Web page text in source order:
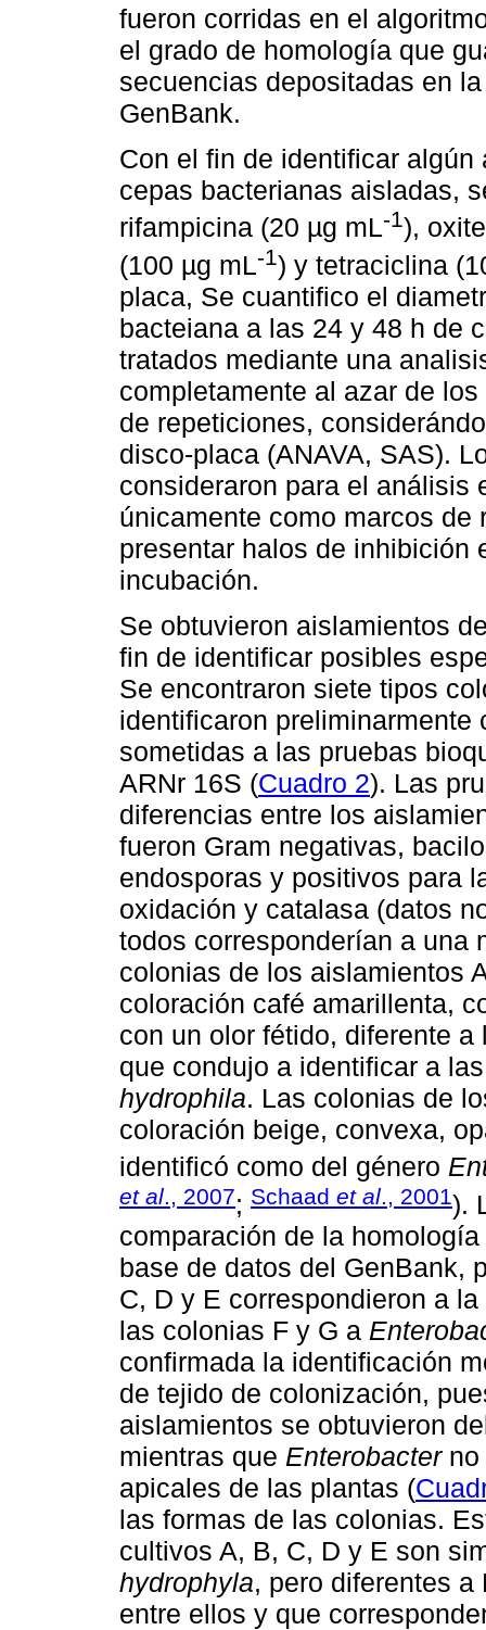
fueron corridas en el
el grado de homología que
secuencias depositadas en
GenBank.
Con el fin de identificar
cepas bacterianas aisladas,
rifampicina (20 µg mL-1),
(100 µg mL-1) y tetraciclina
placa, Se cuantifico el
bacteiana a las 24 y 48 h de
tratados mediante una
completamente al azar de
de repeticiones,
disco-placa (ANAVA, SAS).
consideraron para el análisis
únicamente como marcos
presentar halos de inhibición
incubación.
Se obtuvieron aislamientos
fin de identificar posibles
Se encontraron siete tipos
identificaron preliminarmente
sometidas a las pruebas
ARNr 16S (Cuadro 2). Las
diferencias entre los
fueron Gram negativas,
endosporas y positivos para
oxidación y catalasa (datos
todos corresponderían a una
colonias de los aislamientos
coloración café amarillenta,
con un olor fétido, diferente
que condujo a identificar a
hydrophila. Las colonias de
coloración beige, convexa,
identificó como del género
et al ., 2007; Schaad et al ., 2001).
comparación de la
base de datos del GenBank,
C, D y E correspondieron a
las colonias F y G a
confirmada la identificación
de tejido de colonización,
aislamientos se obtuvieron
mientras que Enterobacterno
apicales de las plantas (
las formas de las colonias.
cultivos A, B, C, D y E son
hydrophyla, pero diferentes
entre ellos y que